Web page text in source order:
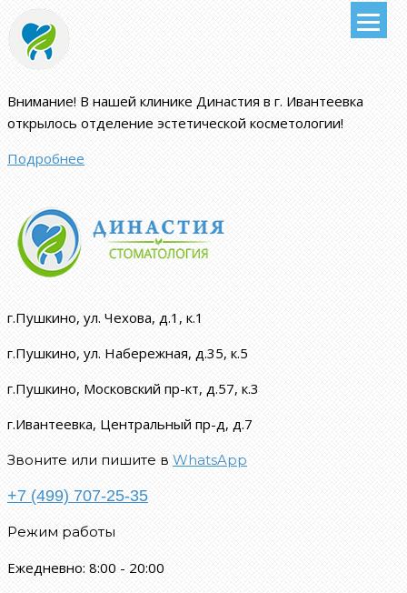
Внимание! В нашей клинике Династия в г. Ивантеевка
открылось отделение эстетической косметологии!
Подробнее
г.Пушкино, ул. Чехова, д.1, к.1
г.Пушкино, ул. Набережная, д.35, к.5
г.Пушкино, Московский пр-кт, д.57, к.3
г.Ивантеевка, Центральный пр-д, д.7
Звоните или пишите в WhatsApp
+7 (499) 707-25-35
Режим работы
Ежедневно: 8:00 - 20:00